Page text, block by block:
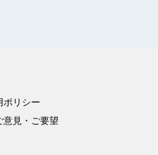
ポリシー
意見・ご要望